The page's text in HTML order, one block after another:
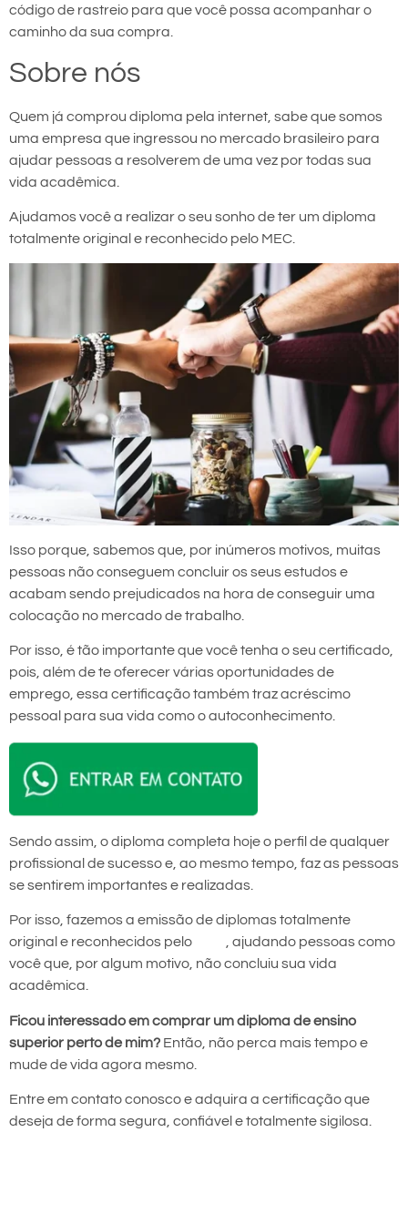
código de rastreio para que você possa acompanhar o
caminho da sua compra.
Sobre nós
Quem já comprou diploma pela internet, sabe que somos
uma empresa que ingressou no mercado brasileiro para
ajudar pessoas a resolverem de uma vez por todas sua
vida acadêmica.
Ajudamos você a realizar o seu sonho de ter um diploma
totalmente original e reconhecido pelo MEC.
Isso porque, sabemos que, por inúmeros motivos, muitas
pessoas não conseguem concluir os seus estudos e
acabam sendo prejudicados na hora de conseguir uma
colocação no mercado de trabalho.
Por isso, é tão importante que você tenha o seu certificado,
pois, além de te oferecer várias oportunidades de
emprego, essa certificação também traz acréscimo
pessoal para sua vida como o autoconhecimento.
Sendo assim, o diploma completa hoje o perfil de qualquer
profissional de sucesso e, ao mesmo tempo, faz as pessoas
se sentirem importantes e realizadas.
Por isso, fazemos a emissão de diplomas totalmente
original e reconhecidos pelo
, ajudando pessoas como
você que, por algum motivo, não concluiu sua vida
acadêmica.
Ficou interessado em comprar um diploma de ensino
superior perto de mim? Então, não perca mais tempo e
mude de vida agora mesmo.
Entre em contato conosco e adquira a certificação que
deseja de forma segura, confiável e totalmente sigilosa.